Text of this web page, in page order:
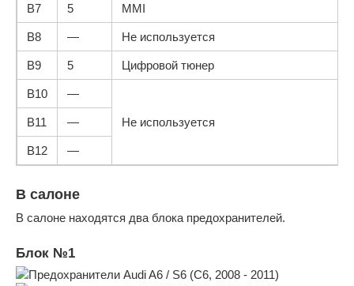
B7 5 MMI
B8 — Не используется
B9 5 Цифровой тюнер
B10 —
Не используется
B11 —
B12 —
В салоне
В салоне находятся два блока предохранителей.
Блок №1